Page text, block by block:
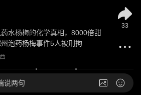
水杨梅的化学真相，8000倍甜
泡药杨梅事件5人被刑拘
33
说两句